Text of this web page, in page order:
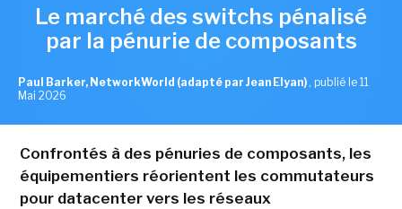
Le marché des switchs pénalisé
par la pénurie de composants
Paul Barker, NetworkWorld (adapté par Jean Elyan) , publié le 11
Mai 2026
Confrontés à des pénuries de composants, les
équipementiers réorientent les commutateurs
pour datacenter vers les réseaux